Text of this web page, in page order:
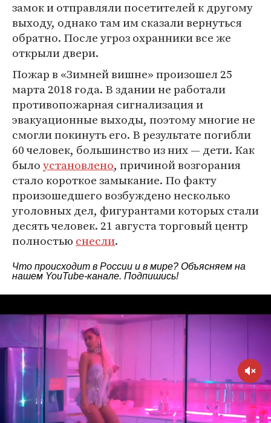
замок и отправляли посетителей к другому
выходу, однако там им сказали вернуться
обратно. После угроз охранники все же
открыли двери.
Пожар в «Зимней вишне» произошел 25
марта 2018 года. В здании не работали
противопожарная сигнализация и
эвакуационные выходы, поэтому многие не
смогли покинуть его. В результате погибли
60 человек, большинство из них — дети. Как
былоустановлено, причиной возгорания
стало короткое замыкание. По факту
произошедшего возбуждено несколько
уголовных дел, фигурантами которых стали
десять человек. 21 августа торговый центр
полностью снесли.
Что происходит в России и в мире? Объясняем на
нашем YouTube-канале. Подпишись!